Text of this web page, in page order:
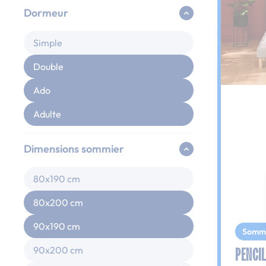
Dormeur
Simple
Double
Ado
Adulte
Dimensions sommier
80x190 cm
80x200 cm
90x190 cm
90x200 cm
PENCIL